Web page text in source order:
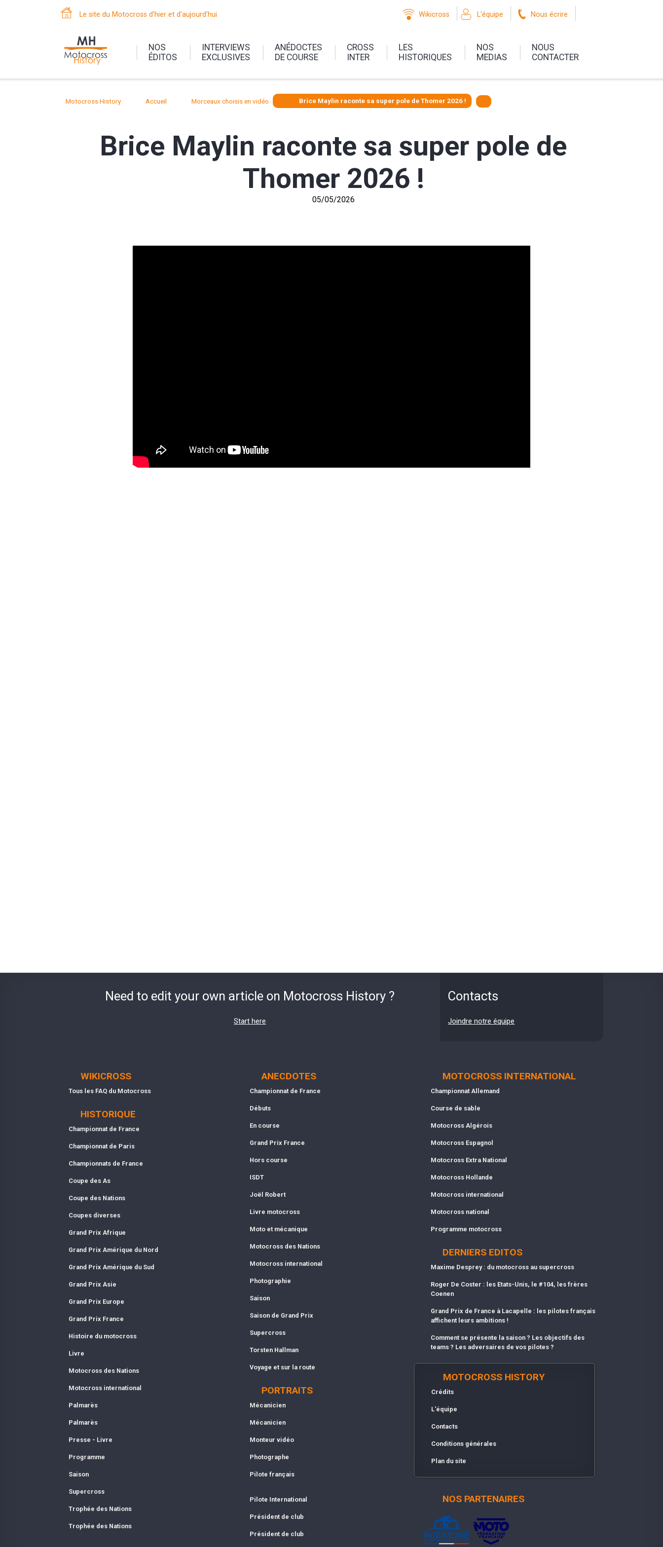
Le site du Motocross d'hier et d'aujourd'hui Wikicross L'équipe Nous écrire
NOS
ÉDITOS
INTERVIEWS
EXCLUSIVES
ANÉDOCTES
DE COURSE
CROSS
INTER
LES
HISTORIQUES
NOS
MEDIAS
NOUS
CONTACTER
Motocross History Accueil Morceaux choisis en vidéo Brice Maylin raconte sa super pole de Thomer 2026 !
Brice Maylin raconte sa super pole de
Thomer 2026 !
05/05/2026
Need to edit your own article on Motocross History ?
Start here
Contacts
Joindre notre équipe
WIKICROSS
Tous les FAQ du Motocross
HISTORIQUE
Championnat de France
Championnat de Paris
Championnats de France
Coupe des As
Coupe des Nations
Coupes diverses
Grand Prix Afrique
Grand Prix Amérique du Nord
Grand Prix Amérique du Sud
Grand Prix Asie
Grand Prix Europe
Grand Prix France
Histoire du motocross
Livre
Motocross des Nations
Motocross international
Palmarès
Palmarès
Presse - Livre
Programme
Saison
Supercross
Trophée des Nations
Trophée des Nations
ANECDOTES
Championnat de France
Débuts
En course
Grand Prix France
Hors course
ISDT
Joël Robert
Livre motocross
Moto et mécanique
Motocross des Nations
Motocross international
Photographie
Saison
Saison de Grand Prix
Supercross
Torsten Hallman
Voyage et sur la route
PORTRAITS
Mécanicien
Mécanicien
Monteur vidéo
Photographe
Pilote français
Pilote International
Président de club
Président de club
MOTOCROSS INTERNATIONAL
Championnat Allemand
Course de sable
Motocross Algérois
Motocross Espagnol
Motocross Extra National
Motocross Hollande
Motocross international
Motocross national
Programme motocross
DERNIERS EDITOS
Maxime Desprey : du motocross au supercross
Roger De Coster : les Etats-Unis, le #104, les frères
Coenen
Grand Prix de France à Lacapelle : les pilotes français
affichent leurs ambitions !
Comment se présente la saison ? Les objectifs des
teams ? Les adversaires de vos pilotes ?
MOTOCROSS HISTORY
Crédits
L'équipe
Contacts
Conditions générales
Plan du site
NOS PARTENAIRES